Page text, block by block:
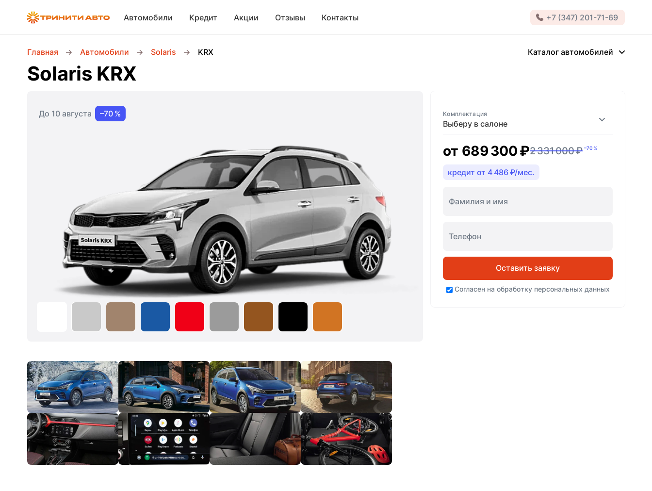
Автомобили Кредит Акции Отзывы Контакты +7 (347) 201-71-69
Главная Автомобили Solaris KRX Каталог автомобилей
Solaris KRX
До 10 августа
–70 %
Выберу в салоне
Комплектация
от 689 300 ₽2 331 000 ₽ –70 %
кредит от 4 486 ₽/мес.
Оставить заявку
Согласен на обработку персональных данных